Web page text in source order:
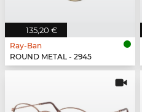
135,20 €
Ray-Ban
ROUND METAL - 2945